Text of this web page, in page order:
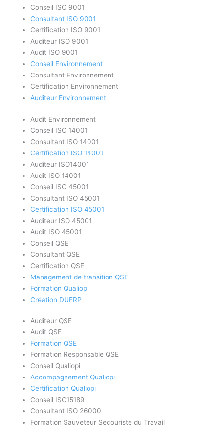
Conseil ISO 9001
Consultant ISO 9001
Certification ISO 9001
Auditeur ISO 9001
Audit ISO 9001
Conseil Environnement
Consultant Environnement
Certification Environnement
Auditeur Environnement
Audit Environnement
Conseil ISO 14001
Consultant ISO 14001
Certification ISO 14001
Auditeur ISO14001
Audit ISO 14001
Conseil ISO 45001
Consultant ISO 45001
Certification ISO 45001
Auditeur ISO 45001
Audit ISO 45001
Conseil QSE
Consultant QSE
Certification QSE
Management de transition QSE
Formation Qualiopi
Création DUERP
Auditeur QSE
Audit QSE
Formation QSE
Formation Responsable QSE
Conseil Qualiopi
Accompagnement Qualiopi
Certification Qualiopi
Conseil ISO15189
Consultant ISO 26000
Formation Sauveteur Secouriste du Travail